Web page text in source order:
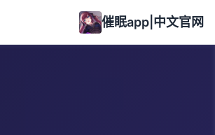
催眠app|中文官网